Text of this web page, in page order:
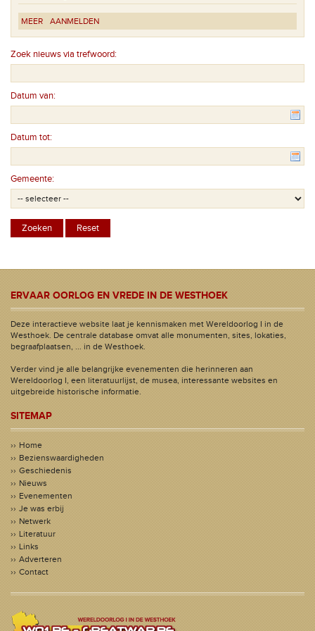
MEER AANMELDEN
Zoek nieuws via trefwoord:
Datum van:
Datum tot:
Gemeente:
ERVAAR OORLOG EN VREDE IN DE WESTHOEK
Deze interactieve website laat je kennismaken met Wereldoorlog I in de
Westhoek. De centrale database omvat alle monumenten, sites, lokaties,
begraafplaatsen, ... in de Westhoek.
Verder vind je alle belangrijke evenementen die herinneren aan
Wereldoorlog I, een literatuurlijst, de musea, interessante websites en
uitgebreide historische informatie.
SITEMAP
Home
Bezienswaardigheden
Geschiedenis
Nieuws
Evenementen
Je was erbij
Netwerk
Literatuur
Links
Adverteren
Contact